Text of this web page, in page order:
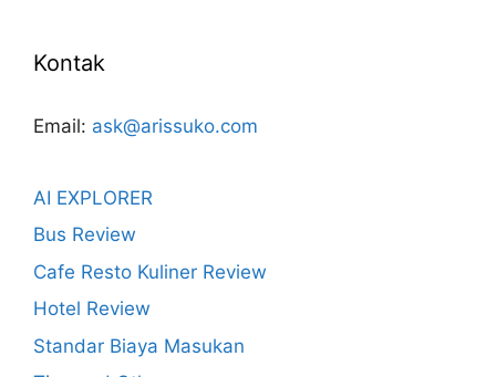
Kontak
Email: ask@arissuko.com
AI EXPLORER
Bus Review
Cafe Resto Kuliner Review
Hotel Review
Standar Biaya Masukan